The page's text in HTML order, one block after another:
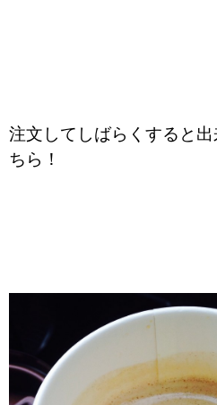
注文してしばらくすると
ちら！